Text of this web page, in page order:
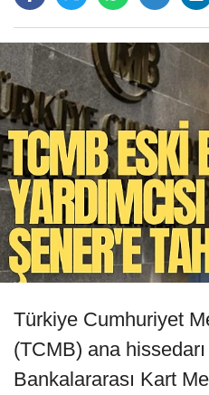
Türkiye Cumhuriyet
(TCMB) ana
Bankalararası Kart